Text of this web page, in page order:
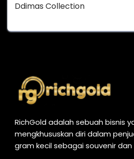
Ddimas Collection
RichGold adalah sebuah bisnis
mengkhususkan diri dalam
gram kecil sebagai souvenir dan